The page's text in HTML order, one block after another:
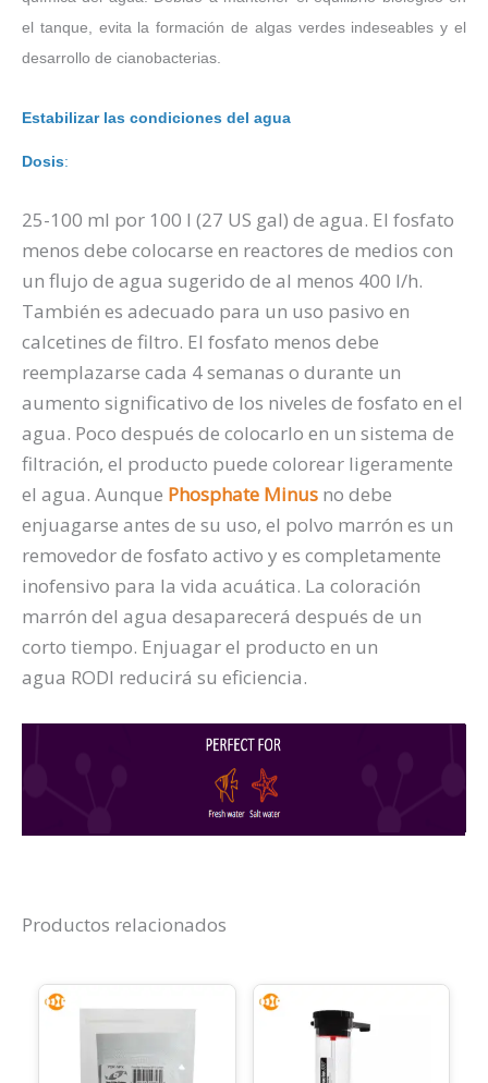
el tanque, evita la formación de algas verdes indeseables y el
desarrollo de cianobacterias.
Estabilizar las condiciones del agua
Dosis:
25-100 ml por 100 l (27 US gal) de agua. El fosfato
menos debe colocarse en reactores de medios con
un flujo de agua sugerido de al menos 400 l/h.
También es adecuado para un uso pasivo en
calcetines de filtro. El fosfato menos debe
reemplazarse cada 4 semanas o durante un
aumento significativo de los niveles de fosfato en el
agua. Poco después de colocarlo en un sistema de
filtración, el producto puede colorear ligeramente
el agua. Aunque Phosphate Minus no debe
enjuagarse antes de su uso, el polvo marrón es un
removedor de fosfato activo y es completamente
inofensivo para la vida acuática. La coloración
marrón del agua desaparecerá después de un
corto tiempo. Enjuagar el producto en un
agua RODI reducirá su eficiencia.
Productos relacionados